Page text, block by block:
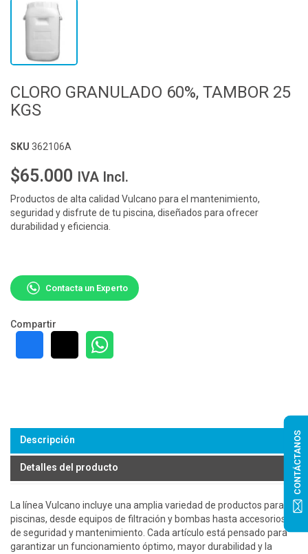
CLORO GRANULADO 60%, TAMBOR 25
KGS
SKU 362106A
$65.000 IVA Incl.
Productos de alta calidad Vulcano para el mantenimiento,
seguridad y disfrute de tu piscina, diseñados para ofrecer
durabilidad y eficiencia.
Contacta un Experto
Compartir
Descripción
Detalles del producto
La línea Vulcano incluye una amplia variedad de productos para
piscinas, desde equipos de filtración y bombas hasta accesorios
de seguridad y mantenimiento. Cada artículo está pensado para
garantizar un funcionamiento óptimo, mayor durabilidad y la
CONTÁCTANOS